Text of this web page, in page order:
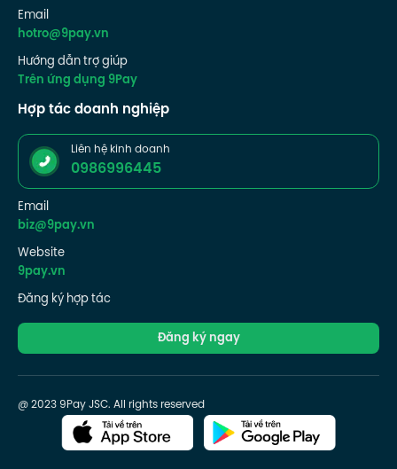
Email
hotro@9pay.vn
Hướng dẫn trợ giúp
Trên ứng dụng 9Pay
Hợp tác doanh nghiệp
Liên hệ kinh doanh
0986996445
Email
biz@9pay.vn
Website
9pay.vn
Đăng ký hợp tác
Đăng ký ngay
@ 2023 9Pay JSC. All rights reserved